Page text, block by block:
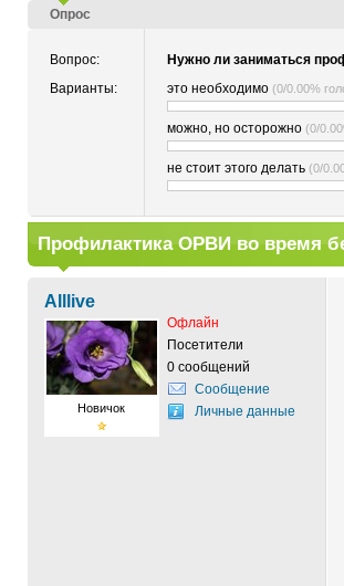
Опрос
Вопрос:
Нужно ли заниматься
Варианты:
это необходимо (0/0.00%
можно, но осторожно (0/
не стоит этого делать (0/
Профилактика ОРВИ во время
Alllive
Новичок
Офлайн
Посетители
0 сообщений
Сообщение
Личные данные